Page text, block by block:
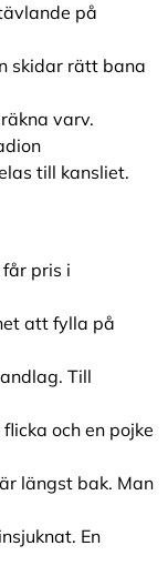
på
skidar rätt bana
varv.
till kansliet.
pris i
att fylla på
Till
och en pojke
längst bak. Man
En